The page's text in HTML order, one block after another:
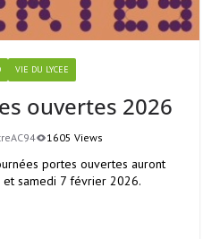
VIE DU LYCEE
ouvertes 2026
1605 Views
portes ouvertes auront
samedi 7 février 2026.